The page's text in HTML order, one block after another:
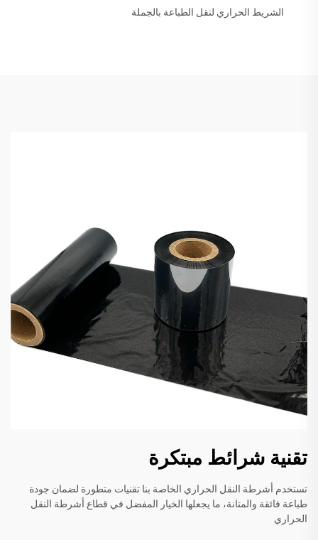
الشريط الحراري لنقل الطباعة بالجملة
تقنية شرائط مبتكرة
تستخدم أشرطة النقل الحراري الخاصة بنا تقنيات متطورة لضمان جودة
طباعة فائقة والمتانة، ما يجعلها الخيار المفضل في قطاع أشرطة النقل
الحراري